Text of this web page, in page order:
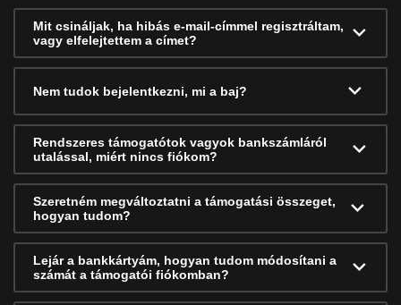
Mit csináljak, ha hibás e-mail-címmel regisztráltam,
vagy elfelejtettem a címet?
Nem tudok bejelentkezni, mi a baj?
Rendszeres támogatótok vagyok bankszámláról
utalással, miért nincs fiókom?
Szeretném megváltoztatni a támogatási összeget,
hogyan tudom?
Lejár a bankkártyám, hogyan tudom módosítani a
számát a támogatói fiókomban?